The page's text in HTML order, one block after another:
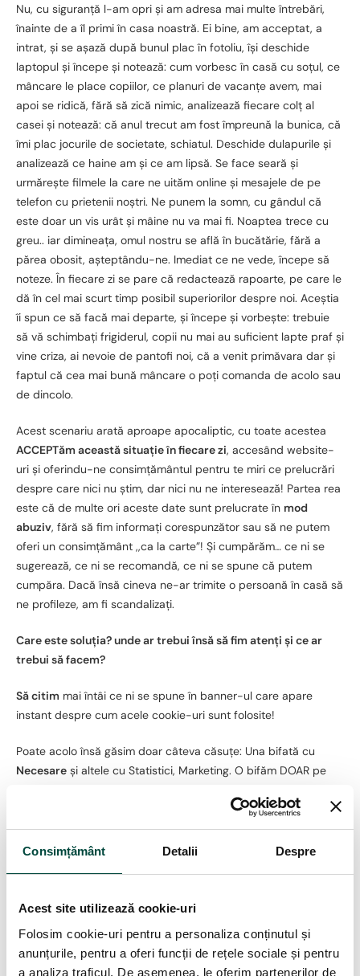
Consimțământ Detalii Despre
Acest site utilizează cookie-uri
Folosim cookie-uri pentru a personaliza conținutul și
anunțurile, pentru a oferi funcții de rețele sociale și pentru
a analiza traficul. De asemenea, le oferim partenerilor de
Nu, cu siguranță l-am opri și am adresa mai multe întrebări,
înainte de a îl primi în casa noastră. Ei bine, am acceptat, a
intrat, și se așază după bunul plac în fotoliu, își deschide
laptopul și începe și notează: cum vorbesc în casă cu soțul, ce
mâncare le place copiilor, ce planuri de vacanțe avem, mai
apoi se ridică, fără să zică nimic, analizează fiecare colț al
casei și notează: că anul trecut am fost împreună la bunica, că
îmi plac jocurile de societate, schiatul. Deschide dulapurile și
analizează ce haine am și ce am lipsă. Se face seară și
urmărește filmele la care ne uităm online și mesajele de pe
telefon cu prietenii noștri. Ne punem la somn, cu gândul că
este doar un vis urât și mâine nu va mai fi. Noaptea trece cu
greu.. iar dimineața, omul nostru se află în bucătărie, fără a
părea obosit, așteptându-ne. Imediat ce ne vede, începe să
noteze. În fiecare zi se pare că redactează rapoarte, pe care le
dă în cel mai scurt timp posibil superiorilor despre noi. Aceștia
îi spun ce să facă mai departe, și începe și vorbește: trebuie
să vă schimbați frigiderul, copii nu mai au suficient lapte praf și
vine criza, ai nevoie de pantofi noi, că a venit primăvara dar și
faptul că cea mai bună mâncare o poți comanda de acolo sau
de dincolo.
Acest scenariu arată aproape apocaliptic, cu toate acestea
ACCEPTăm această situație în fiecare zi, accesând website-
uri și oferindu-ne consimțământul pentru te miri ce prelucrări
despre care nici nu știm, dar nici nu ne interesează! Partea rea
este că de multe ori aceste date sunt prelucrate în mod
abuziv, fără să fim informați corespunzător sau să ne putem
oferi un consimțământ ,,ca la carte”! Și cumpărăm… ce ni se
sugerează, ce ni se recomandă, ce ni se spune că putem
cumpăra. Dacă însă cineva ne-ar trimite o persoană în casă să
ne profileze, am fi scandalizați.
Care este soluția? unde ar trebui însă să fim atenți și ce ar
trebui să facem?
Să citim mai întâi ce ni se spune în banner-ul care apare
instant despre cum acele cookie-uri sunt folosite!
Poate acolo însă găsim doar câteva căsuțe: Una bifată cu
Necesare și altele cu Statistici, Marketing. O bifăm DOAR pe
Puteți întâlni însă și situația cu toate căsuțele prebifate, sau cu
aceștia sunt niște operatori responsabili și de încredere sau
Să zicem că am salvat opțiunea cu prelucrarea datelor